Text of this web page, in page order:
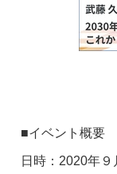
■イベント概要
⽇時：2020年